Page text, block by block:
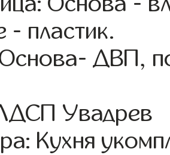
- пластик.
ДВП,
Увадрев
Кухня